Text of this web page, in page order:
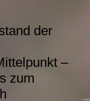
der
–
zum